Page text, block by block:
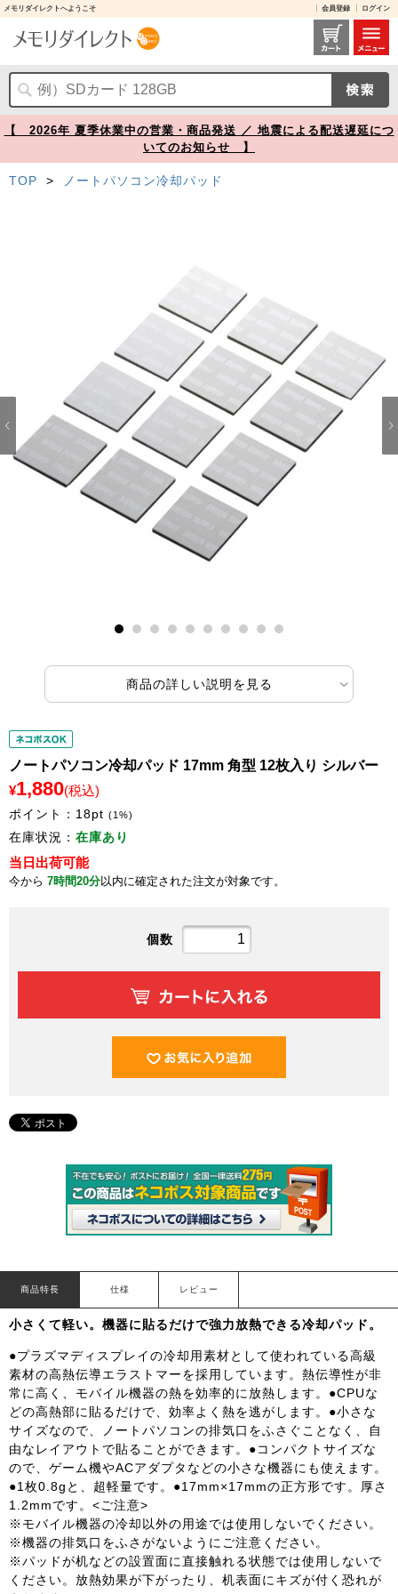
メモリダイレクトへようこそ 会員登録 ログイン
ノートパソコン冷却パッド 17mm 角型 12枚入り シルバー【メモリダイレクト】
【 2026年 夏季休業中の営業・商品発送 ／ 地震による配送遅延につ
いてのお知らせ 】
TOP > ノートパソコン冷却パッド
商品の詳しい説明を見る
ノートパソコン冷却パッド 17mm 角型 12枚入り シルバー
¥1,880(税込)
ポイント： 18pt (1%)
在庫状況： 在庫あり
当日出荷可能
今から 7時間20分以内に確定された注文が対象です。
個数
商品特長 仕様 レビュー
小さくて軽い。機器に貼るだけで強力放熱できる冷却パッド。
●プラズマディスプレイの冷却用素材として使われている高級
素材の高熱伝導エラストマーを採用しています。熱伝導性が非
常に高く、モバイル機器の熱を効率的に放熱します。●CPUな
どの高熱部に貼るだけで、効率よく熱を逃がします。●小さな
サイズなので、ノートパソコンの排気口をふさぐことなく、自
由なレイアウトで貼ることができます。●コンパクトサイズな
ので、ゲーム機やACアダプタなどの小さな機器にも使えます。
●1枚0.8gと、超軽量です。●17mm×17mmの正方形です。厚さ
1.2mmです。<ご注意>
※モバイル機器の冷却以外の用途では使用しないでください。
※機器の排気口をふさがないようにご注意ください。
※パッドが机などの設置面に直接触れる状態では使用しないで
ください。放熱効果が下がったり、机表面にキズが付く恐れが